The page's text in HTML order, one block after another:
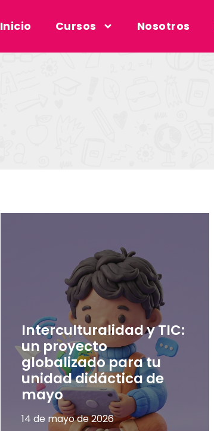
Inicio Cursos Nosotros
Interculturalidad y TIC:
un proyecto
globalizado para tu
unidad didáctica de
mayo
14 de mayo de 2026